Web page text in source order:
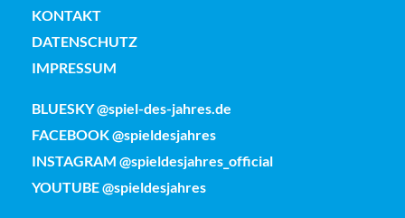
KONTAKT
DATENSCHUTZ
IMPRESSUM
BLUESKY @spiel-des-jahres.de
FACEBOOK @spieldesjahres
INSTAGRAM @spieldesjahres_official
YOUTUBE @spieldesjahres